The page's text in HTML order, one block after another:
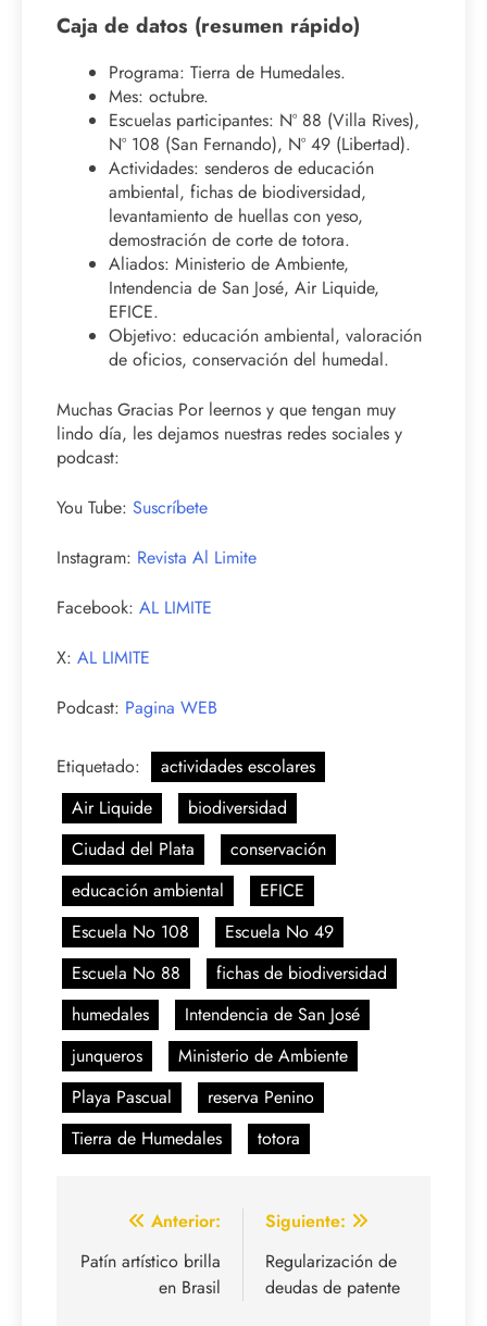
Caja de datos (resumen rápido)
Programa: Tierra de Humedales.
Mes: octubre.
Escuelas participantes: Nº 88 (Villa Rives),
Nº 108 (San Fernando), Nº 49 (Libertad).
Actividades: senderos de educación
ambiental, fichas de biodiversidad,
levantamiento de huellas con yeso,
demostración de corte de totora.
Aliados: Ministerio de Ambiente,
Intendencia de San José, Air Liquide,
EFICE.
Objetivo: educación ambiental, valoración
de oficios, conservación del humedal.
Muchas Gracias Por leernos y que tengan muy
lindo día, les dejamos nuestras redes sociales y
podcast:
You Tube: Suscríbete
Instagram: Revista Al Limite
Facebook: AL LIMITE
X: AL LIMITE
Podcast: Pagina WEB
Etiquetado:
actividades escolares
Air Liquide
biodiversidad
Ciudad del Plata
conservación
educación ambiental
EFICE
Escuela No 108
Escuela No 49
Escuela No 88
fichas de biodiversidad
humedales
Intendencia de San José
junqueros
Ministerio de Ambiente
Playa Pascual
reserva Penino
Tierra de Humedales
totora
Navegación
de
entradas
Anterior:
Patín artístico brilla
en Brasil
Siguiente:
Regularización de
deudas de patente